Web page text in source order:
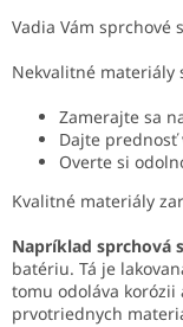
Vadia Vám sprchové
Nekvalitné materiály
Zamerajte sa
Dajte prednosť
Overte si
Kvalitné materiály
Napríklad sprchová
batériu. Tá je
tomu odoláva
prvotriednych